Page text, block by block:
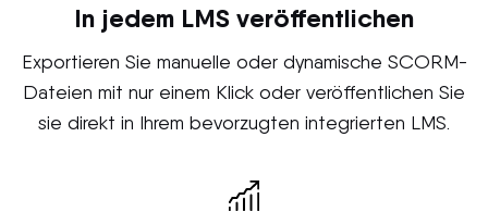
In jedem LMS veröffentlichen
Exportieren Sie manuelle oder dynamische SCORM-
Dateien mit nur einem Klick oder veröffentlichen Sie
sie direkt in Ihrem bevorzugten integrierten LMS.